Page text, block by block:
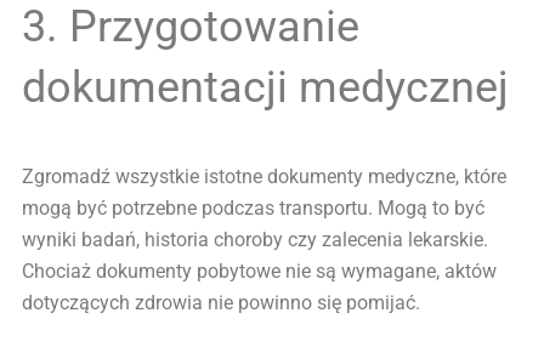
3. Przygotowanie
dokumentacji medycznej
Zgromadź wszystkie istotne dokumenty medyczne, które
mogą być potrzebne podczas transportu. Mogą to być
wyniki badań, historia choroby czy zalecenia lekarskie.
Chociaż dokumenty pobytowe nie są wymagane, aktów
dotyczących zdrowia nie powinno się pomijać.